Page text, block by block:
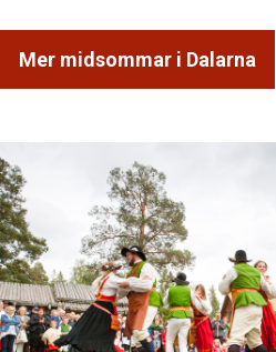
Mer midsommar i Dalarna